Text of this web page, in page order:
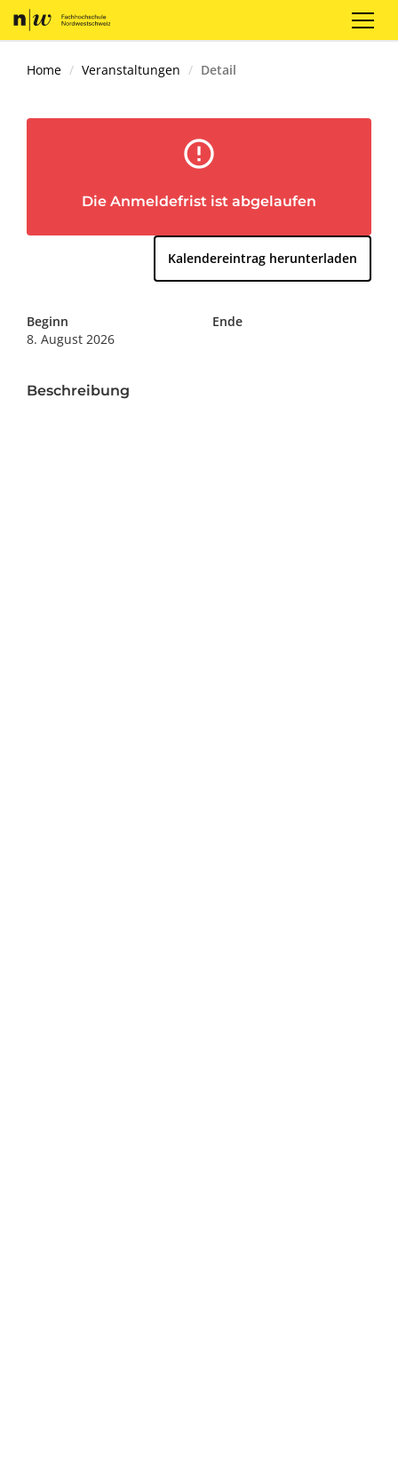
DE
Home Veranstaltungen Detail
error_outline
Die Anmeldefrist ist abgelaufen
Kalendereintrag herunterladen
Beginn
8. August 2026
Ende
Beschreibung